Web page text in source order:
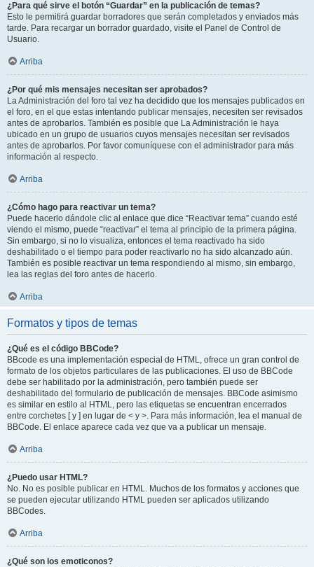
¿Para qué sirve el botón “Guardar” en la publicación de temas?
Esto le permitirá guardar borradores que serán completados y enviados más
tarde. Para recargar un borrador guardado, visite el Panel de Control de
Usuario.
Arriba
¿Por qué mis mensajes necesitan ser aprobados?
La Administración del foro tal vez ha decidido que los mensajes publicados en
el foro, en el que estas intentando publicar mensajes, necesiten ser revisados
antes de aprobarlos. También es posible que La Administración le haya
ubicado en un grupo de usuarios cuyos mensajes necesitan ser revisados
antes de aprobarlos. Por favor comuníquese con el administrador para más
información al respecto.
Arriba
¿Cómo hago para reactivar un tema?
Puede hacerlo dándole clic al enlace que dice “Reactivar tema” cuando esté
viendo el mismo, puede “reactivar” el tema al principio de la primera página.
Sin embargo, si no lo visualiza, entonces el tema reactivado ha sido
deshabilitado o el tiempo para poder reactivarlo no ha sido alcanzado aún.
También es posible reactivar un tema respondiendo al mismo, sin embargo,
lea las reglas del foro antes de hacerlo.
Arriba
Formatos y tipos de temas
¿Qué es el código BBCode?
BBcode es una implementación especial de HTML, ofrece un gran control de
formato de los objetos particulares de las publicaciones. El uso de BBCode
debe ser habilitado por la administración, pero también puede ser
deshabilitado del formulario de publicación de mensajes. BBCode asimismo
es similar en estilo al HTML, pero las etiquetas se encuentran encerrados
entre corchetes [ y ] en lugar de < y >. Para más información, lea el manual de
BBCode. El enlace aparece cada vez que va a publicar un mensaje.
Arriba
¿Puedo usar HTML?
No. No es posible publicar en HTML. Muchos de los formatos y acciones que
se pueden ejecutar utilizando HTML pueden ser aplicados utilizando
BBCodes.
Arriba
¿Qué son los emoticonos?